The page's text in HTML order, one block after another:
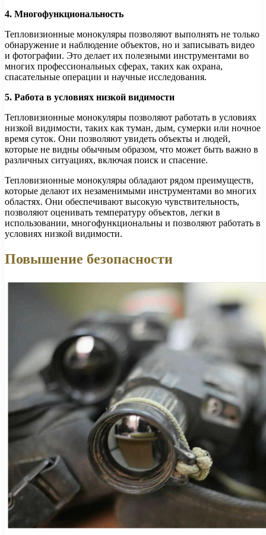
4. Многофункциональность
Тепловизионные монокуляры позволяют выполнять не только
обнаружение и наблюдение объектов, но и записывать видео
и фотографии. Это делает их полезными инструментами во
многих профессиональных сферах, таких как охрана,
спасательные операции и научные исследования.
5. Работа в условиях низкой видимости
Тепловизионные монокуляры позволяют работать в условиях
низкой видимости, таких как туман, дым, сумерки или ночное
время суток. Они позволяют увидеть объекты и людей,
которые не видны обычным образом, что может быть важно в
различных ситуациях, включая поиск и спасение.
Тепловизионные монокуляры обладают рядом преимуществ,
которые делают их незаменимыми инструментами во многих
областях. Они обеспечивают высокую чувствительность,
позволяют оценивать температуру объектов, легки в
использовании, многофункциональны и позволяют работать в
условиях низкой видимости.
Повышение безопасности